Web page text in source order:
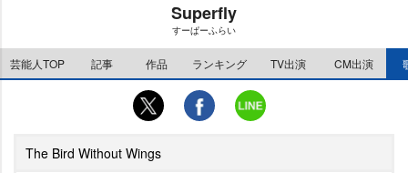
e
Superfly
すーぱーふらい
芸能人TOP 記事 作品 ランキング TV出演 CM出演
The Bird Without Wings